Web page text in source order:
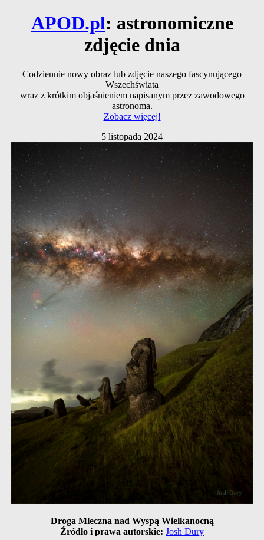
APOD.pl: astronomiczne
zdjęcie dnia
Codziennie nowy obraz lub zdjęcie naszego fascynującego
Wszechświata
wraz z krótkim objaśnieniem napisanym przez zawodowego
astronoma.
Zobacz więcej!
5 listopada 2024
Droga Mleczna nad Wyspą Wielkanocną
Źródło i prawa autorskie: Josh Dury